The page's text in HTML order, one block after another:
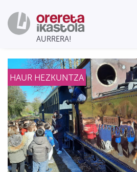
HAUR HEZKUNTZA